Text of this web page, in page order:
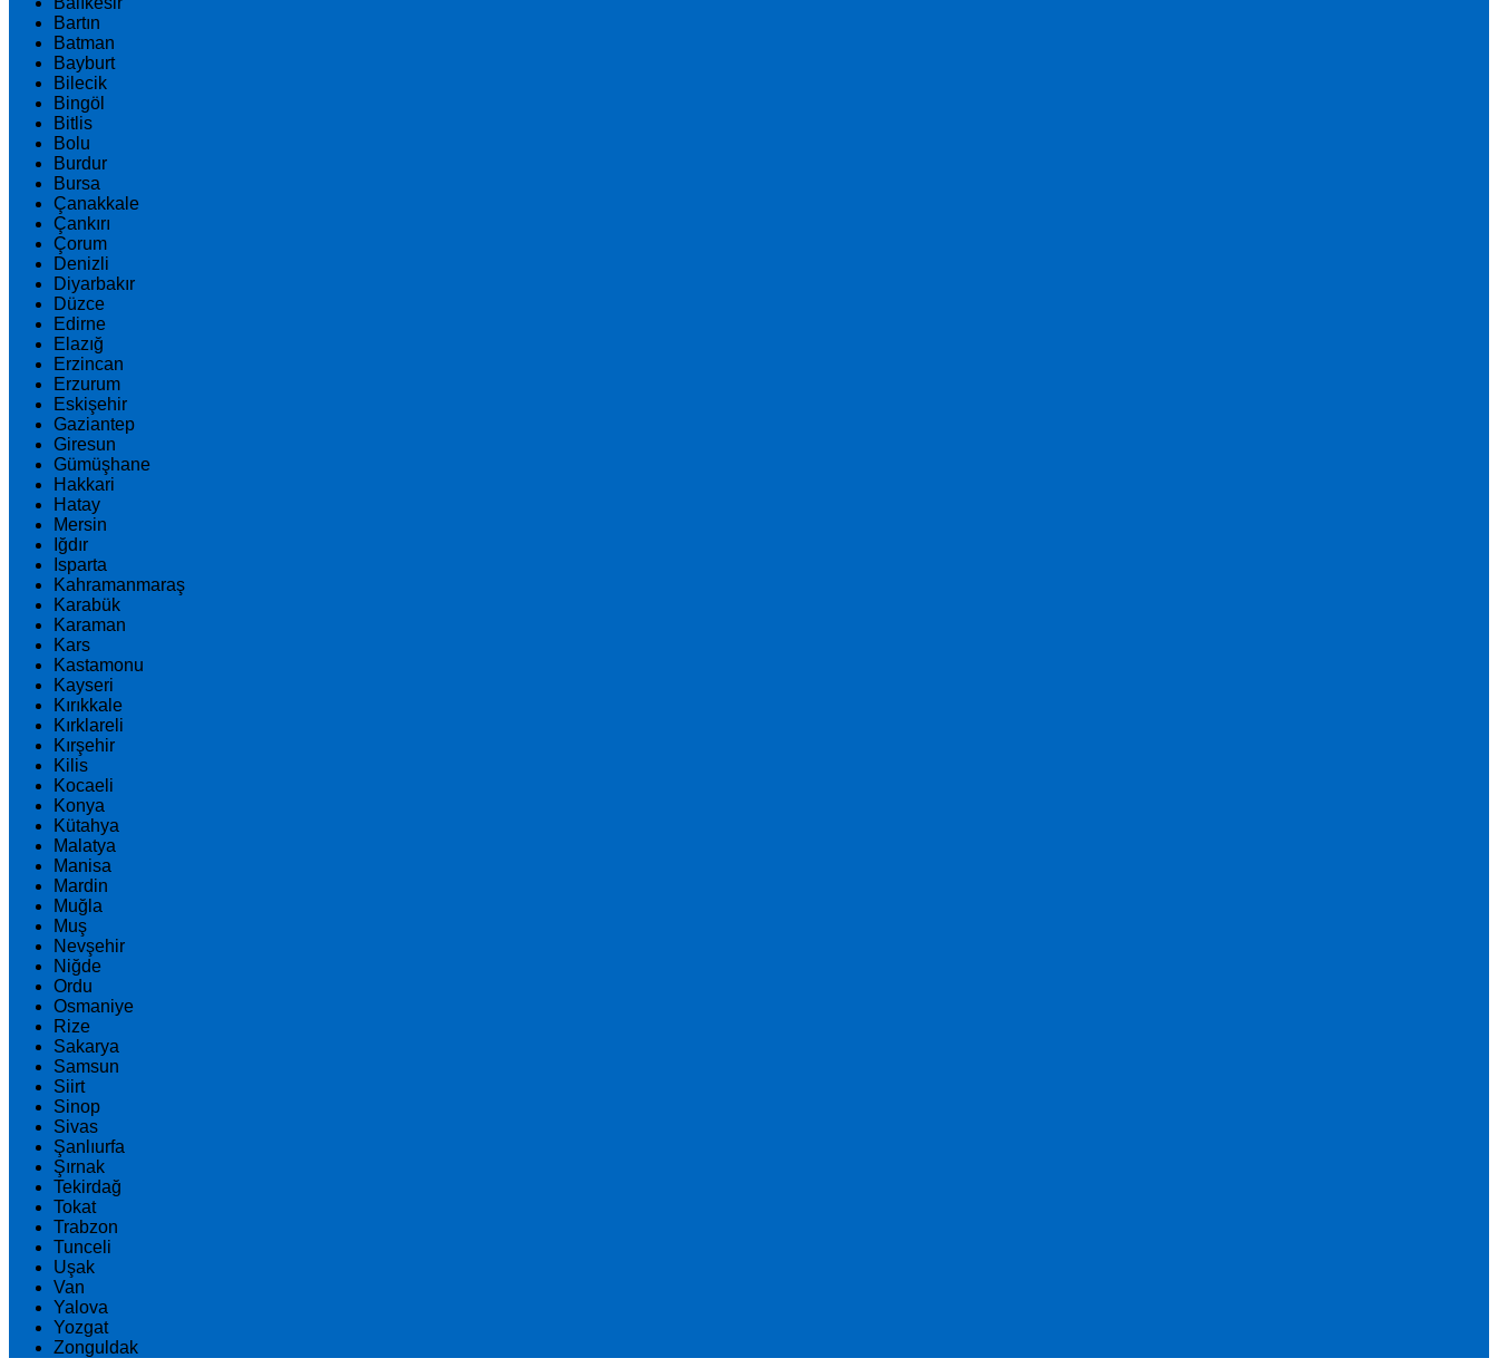
Bartın
Batman
Bayburt
Bilecik
Bingöl
Bitlis
Bolu
Burdur
Bursa
Çanakkale
Çankırı
Çorum
Denizli
Diyarbakır
Düzce
Edirne
Elazığ
Erzincan
Erzurum
Eskişehir
Gaziantep
Giresun
Gümüşhane
Hakkari
Hatay
Mersin
Iğdır
Isparta
Kahramanmaraş
Karabük
Karaman
Kars
Kastamonu
Kayseri
Kırıkkale
Kırklareli
Kırşehir
Kilis
Kocaeli
Konya
Kütahya
Malatya
Manisa
Mardin
Muğla
Muş
Nevşehir
Niğde
Ordu
Osmaniye
Rize
Sakarya
Samsun
Siirt
Sinop
Sivas
Şanlıurfa
Şırnak
Tekirdağ
Tokat
Trabzon
Tunceli
Uşak
Van
Yalova
Yozgat
Zonguldak